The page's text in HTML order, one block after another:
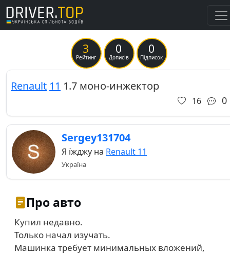
3
Рейтинг
0
Дописів
0
Підписок
Renault 11 1.7 моно-инжектор
16 0
Sergey131704
Я їжджу на Renault 11
Україна
Про авто
Купил недавно.
Только начал изучать.
Машинка требует минимальных вложений,